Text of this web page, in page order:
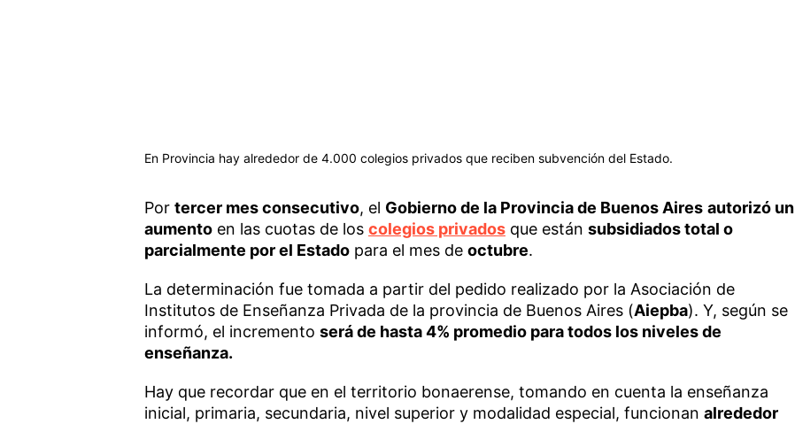
En Provincia hay alrededor de 4.000 colegios privados que reciben subvención del Estado.
Por tercer mes consecutivo, el Gobierno de la Provincia de Buenos Aires autorizó un
aumentoen las cuotas de los colegios privadosque están subsidiados total o
parcialmente por el Estadopara el mes de octubre.
La determinación fue tomada a partir del pedido realizado por la Asociación de
Institutos de Enseñanza Privada de la provincia de Buenos Aires (Aiepba). Y, según se
informó, el incremento será de hasta 4% promedio para todos los niveles de
enseñanza.
Hay que recordar que en el territorio bonaerense, tomando en cuenta la enseñanza
inicial, primaria, secundaria, nivel superior y modalidad especial, funcionan alrededor